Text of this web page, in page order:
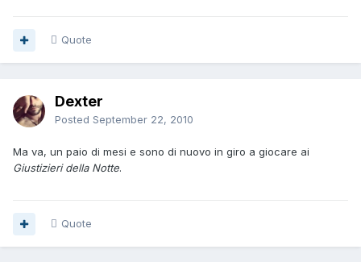
Quote
Dexter
Posted September 22, 2010
Ma va, un paio di mesi e sono di nuovo in giro a giocare ai
Giustizieri della Notte.
Quote